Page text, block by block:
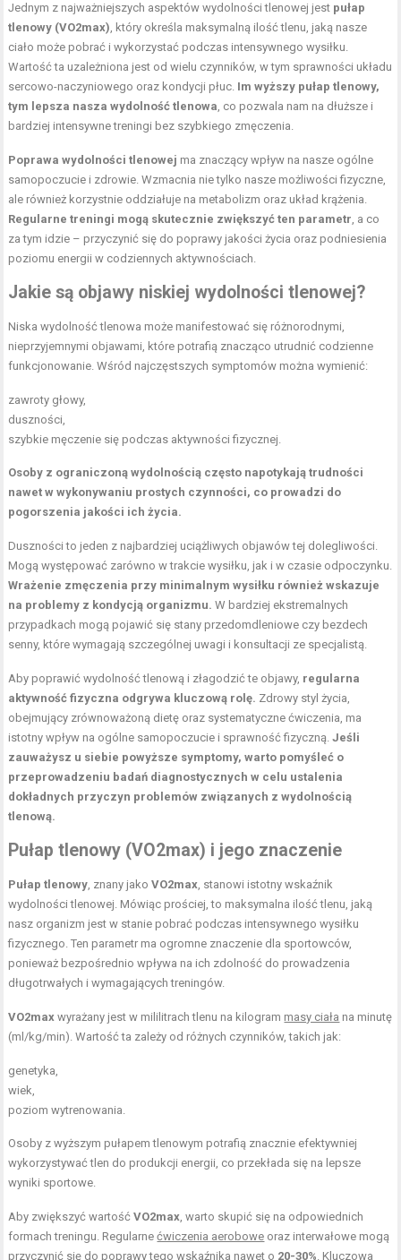
Jednym z najważniejszych aspektów wydolności tlenowej jest pułap
tlenowy (VO2max), który określa maksymalną ilość tlenu, jaką nasze
ciało może pobrać i wykorzystać podczas intensywnego wysiłku.
Wartość ta uzależniona jest od wielu czynników, w tym sprawności układu
sercowo-naczyniowego oraz kondycji płuc. Im wyższy pułap tlenowy,
tym lepsza nasza wydolność tlenowa, co pozwala nam na dłuższe i
bardziej intensywne treningi bez szybkiego zmęczenia.
Poprawa wydolności tlenowej ma znaczący wpływ na nasze ogólne
samopoczucie i zdrowie. Wzmacnia nie tylko nasze możliwości fizyczne,
ale również korzystnie oddziałuje na metabolizm oraz układ krążenia.
Regularne treningi mogą skutecznie zwiększyć ten parametr, a co
za tym idzie – przyczynić się do poprawy jakości życia oraz podniesienia
poziomu energii w codziennych aktywnościach.
Jakie są objawy niskiej wydolności tlenowej?
Niska wydolność tlenowa może manifestować się różnorodnymi,
nieprzyjemnymi objawami, które potrafią znacząco utrudnić codzienne
funkcjonowanie. Wśród najczęstszych symptomów można wymienić:
zawroty głowy,
duszności,
szybkie męczenie się podczas aktywności fizycznej.
Osoby z ograniczoną wydolnością często napotykają trudności
nawet w wykonywaniu prostych czynności, co prowadzi do
pogorszenia jakości ich życia.
Duszności to jeden z najbardziej uciążliwych objawów tej dolegliwości.
Mogą występować zarówno w trakcie wysiłku, jak i w czasie odpoczynku.
Wrażenie zmęczenia przy minimalnym wysiłku również wskazuje
na problemy z kondycją organizmu. W bardziej ekstremalnych
przypadkach mogą pojawić się stany przedomdleniowe czy bezdech
senny, które wymagają szczególnej uwagi i konsultacji ze specjalistą.
Aby poprawić wydolność tlenową i złagodzić te objawy, regularna
aktywność fizyczna odgrywa kluczową rolę. Zdrowy styl życia,
obejmujący zrównoważoną dietę oraz systematyczne ćwiczenia, ma
istotny wpływ na ogólne samopoczucie i sprawność fizyczną.Jeśli
zauważysz u siebie powyższe symptomy, warto pomyśleć o
przeprowadzeniu badań diagnostycznych w celu ustalenia
dokładnych przyczyn problemów związanych z wydolnością
tlenową.
Pułap tlenowy (VO2max) i jego znaczenie
Pułap tlenowy, znany jakoVO2max, stanowi istotny wskaźnik
wydolności tlenowej. Mówiąc prościej, to maksymalna ilość tlenu, jaką
nasz organizm jest w stanie pobrać podczas intensywnego wysiłku
fizycznego. Ten parametr ma ogromne znaczenie dla sportowców,
ponieważ bezpośrednio wpływa na ich zdolność do prowadzenia
długotrwałych i wymagających treningów.
VO2max wyrażany jest w mililitrach tlenu na kilogram masy ciała na minutę
(ml/kg/min). Wartość ta zależy od różnych czynników, takich jak:
genetyka,
wiek,
poziom wytrenowania.
Osoby z wyższym pułapem tlenowym potrafią znacznie efektywniej
wykorzystywać tlen do produkcji energii, co przekłada się na lepsze
wyniki sportowe.
Aby zwiększyć wartośćVO2max, warto skupić się na odpowiednich
formach treningu. Regularnećwiczenia aerobowe oraz interwałowe mogą
przyczynić się do poprawy tego wskaźnika nawet o 20-30%. Kluczowa